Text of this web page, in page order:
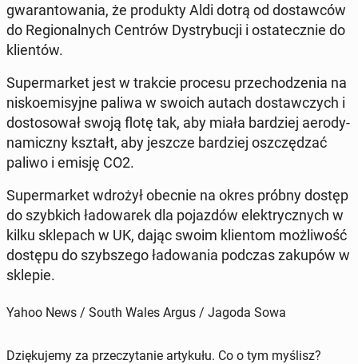
gwa­ran­to­wa­nia, że pro­duk­ty Aldi dotrą od do­staw­ców
do Re­gio­nal­nych Centrów Dys­try­bu­cji i osta­tecz­nie do
klien­tów.
Su­per­mar­ket jest w trakcie procesu prze­cho­dze­nia na
ni­sko­emi­syj­ne paliwa w swoich autach do­staw­czych i
do­sto­so­wał swoją flotę tak, aby miała bar­dziej ae­ro­dy­
na­micz­ny kształt, aby jeszcze bar­dziej oszczę­dzać
paliwo i emisję CO2.
Su­per­mar­ket wdrożył obecnie na okres próbny dostęp
do szyb­kich ła­do­wa­rek dla po­jaz­dów elek­trycz­nych w
kilku skle­pach w UK, dając swoim klien­tom moż­li­wość
dostępu do szyb­sze­go ła­do­wa­nia podczas zakupów w
sklepie.
Yahoo News / South Wales Argus / Jagoda Sowa
Dziękujemy za przeczytanie artykułu. Co o tym myślisz?